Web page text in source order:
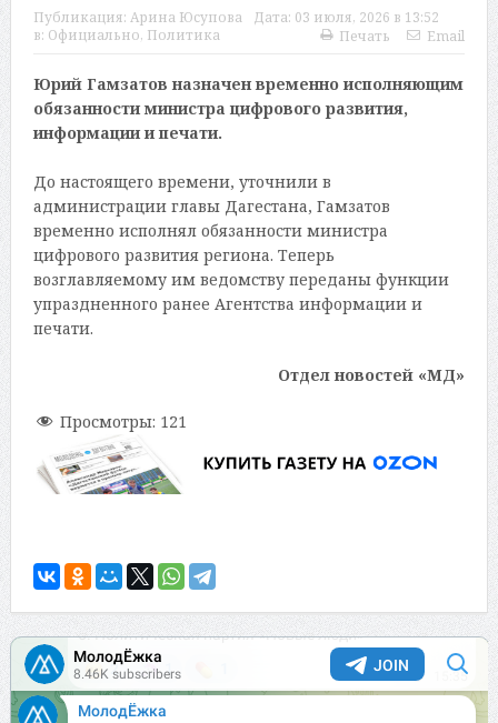
Публикация: Арина Юсупова Дата: 03 июля, 2026 в 13:52
в: Официально, Политика Печать Email
Юрий Гамзатов назначен временно исполняющим
обязанности министра цифрового развития,
информации и печати.
До настоящего времени, уточнили в
администрации главы Дагестана, Гамзатов
временно исполнял обязанности министра
цифрового развития региона. Теперь
возглавляемому им ведомству переданы функции
упраздненного ранее Агентства информации и
печати.
Отдел новостей «МД»
Просмотры: 121